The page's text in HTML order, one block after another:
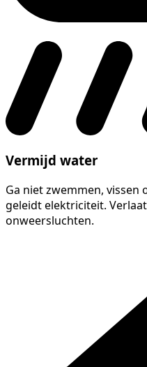
Vermijd water
Ga niet zwemmen, vissen
geleidt elektriciteit.
onweersluchten.